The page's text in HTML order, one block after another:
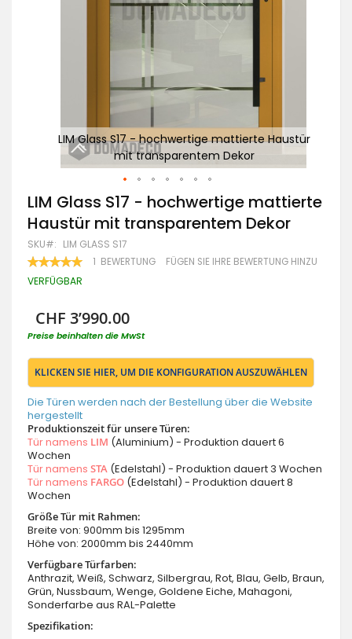
LIM Glass S17 - hochwertige mattierte Haustür
mit transparentem Dekor
Zum
Anfang
der
Bildgalerie
springen
LIM Glass S17 - hochwertige mattierte
Haustür mit transparentem Dekor
SKU LIM GLASS S17
BEWERTUNG:
100
1 BEWERTUNG FÜGEN SIE IHRE BEWERTUNG HINZU
VERFÜGBAR
CHF 3’990.00
Preise beinhalten die MwSt
KLICKEN SIE HIER, UM DIE KONFIGURATION AUSZUWÄHLEN
Die Türen werden nach der Bestellung über die Website
hergestellt
Produktionszeit für unsere Türen:
Tür namens LIM (Aluminium) - Produktion dauert 6
Wochen
Tür namens STA (Edelstahl) - Produktion dauert 3 Wochen
Tür namens FARGO (Edelstahl) - Produktion dauert 8
Wochen
Größe Tür mit Rahmen:
Breite von: 900mm bis 1295mm
Höhe von: 2000mm bis 2440mm
Verfügbare Türfarben:
Anthrazit, Weiß, Schwarz, Silbergrau, Rot, Blau, Gelb, Braun,
Grün, Nussbaum, Wenge, Goldene Eiche, Mahagoni,
Sonderfarbe aus RAL-Palette
Spezifikation: